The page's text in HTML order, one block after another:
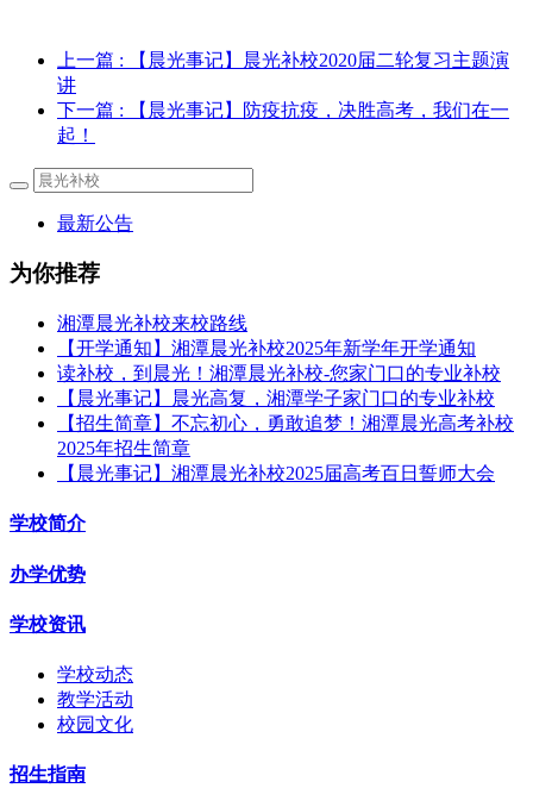
上一篇 : 【晨光事记】晨光补校2020届二轮复习主题演
讲
下一篇 : 【晨光事记】防疫抗疫，决胜高考，我们在一
起！
最新公告
为你推荐
湘潭晨光补校来校路线
【开学通知】湘潭晨光补校2025年新学年开学通知
读补校，到晨光！湘潭晨光补校-您家门口的专业补校
【晨光事记】晨光高复，湘潭学子家门口的专业补校
【招生简章】不忘初心，勇敢追梦！湘潭晨光高考补校
2025年招生简章
【晨光事记】湘潭晨光补校2025届高考百日誓师大会
学校简介
办学优势
学校资讯
学校动态
教学活动
校园文化
招生指南